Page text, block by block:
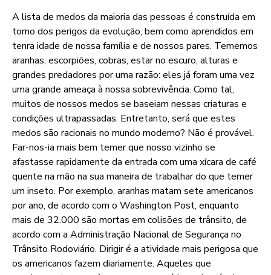
A lista de medos da maioria das pessoas é construída em
torno dos perigos da evolução, bem como aprendidos em
tenra idade de nossa família e de nossos pares. Tememos
aranhas, escorpiões, cobras, estar no escuro, alturas e
grandes predadores por uma razão: eles já foram uma vez
uma grande ameaça à nossa sobrevivência. Como tal,
muitos de nossos medos se baseiam nessas criaturas e
condições ultrapassadas. Entretanto, será que estes
medos são racionais no mundo moderno? Não é provável.
Far-nos-ia mais bem temer que nosso vizinho se
afastasse rapidamente da entrada com uma xícara de café
quente na mão na sua maneira de trabalhar do que temer
um inseto. Por exemplo, aranhas matam sete americanos
por ano, de acordo com o Washington Post, enquanto
mais de 32.000 são mortas em colisões de trânsito, de
acordo com a Administração Nacional de Segurança no
Trânsito Rodoviário. Dirigir é a atividade mais perigosa que
os americanos fazem diariamente. Aqueles que